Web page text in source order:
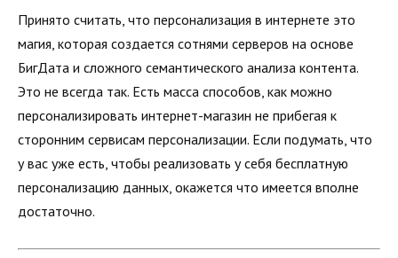
Принято считать, что персонализация в интернете это
магия, которая создается сотнями серверов на основе
БигДата и сложного семантического анализа контента.
Это не всегда так. Есть масса способов, как можно
персонализировать интернет-магазин не прибегая к
сторонним сервисам персонализации. Если подумать, что
у вас уже есть, чтобы реализовать у себя бесплатную
персонализацию данных, окажется что имеется вполне
достаточно.